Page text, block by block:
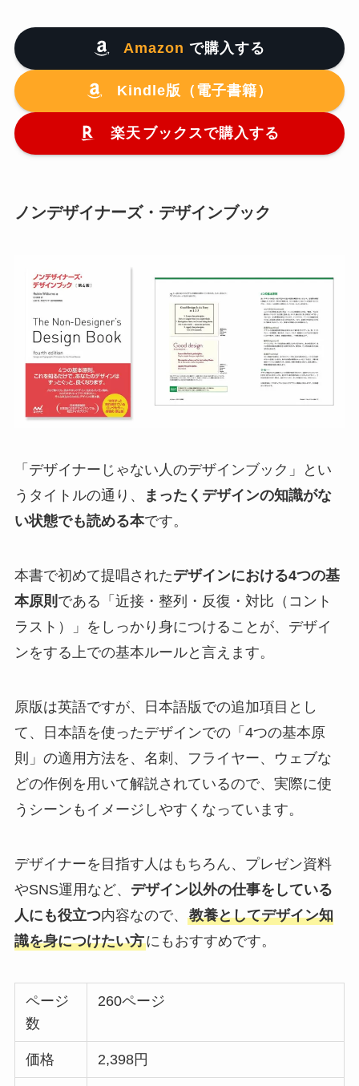
Amazon で購入する
Kindle版（電子書籍）
楽天 ブックスで購入する
ノンデザイナーズ・デザインブック
「デザイナーじゃない人のデザインブック」とい
うタイトルの通り、
まったくデザインの知識がな
い状態でも読める本です。
本書で初めて提唱されたデザインにおける4つの基
本原則 である「近接・整列・反復・対比（コント
ラスト）」をしっかり身につけることが、デザイ
ンをする上での基本ルールと言えます。
原版は英語ですが、日本語版での追加項目とし
て、日本語を使ったデザインでの「4つの基本原
則」の適用方法を、名刺、フライヤー、ウェブな
どの作例を用いて解説されているので、実際に使
うシーンもイメージしやすくなっています。
デザイナーを目指す人はもちろん、プレゼン資料
やSNS運用など、 デザイン以外の仕事をしている
人にも役立つ内容なので、 教養としてデザイン知
識を身につけたい方にもおすすめです。
ページ
数
260ページ
価格 2,398円